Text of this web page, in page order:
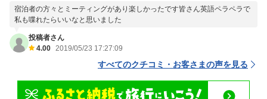
宿泊者の方々とミーティングがあり楽しかったです皆さん英語ペラペラで
私も喋れたらいいなと思いました
投稿者さん
4.00 2019/05/23 17:27:09
すべてのクチコミ・お客さまの声を見る